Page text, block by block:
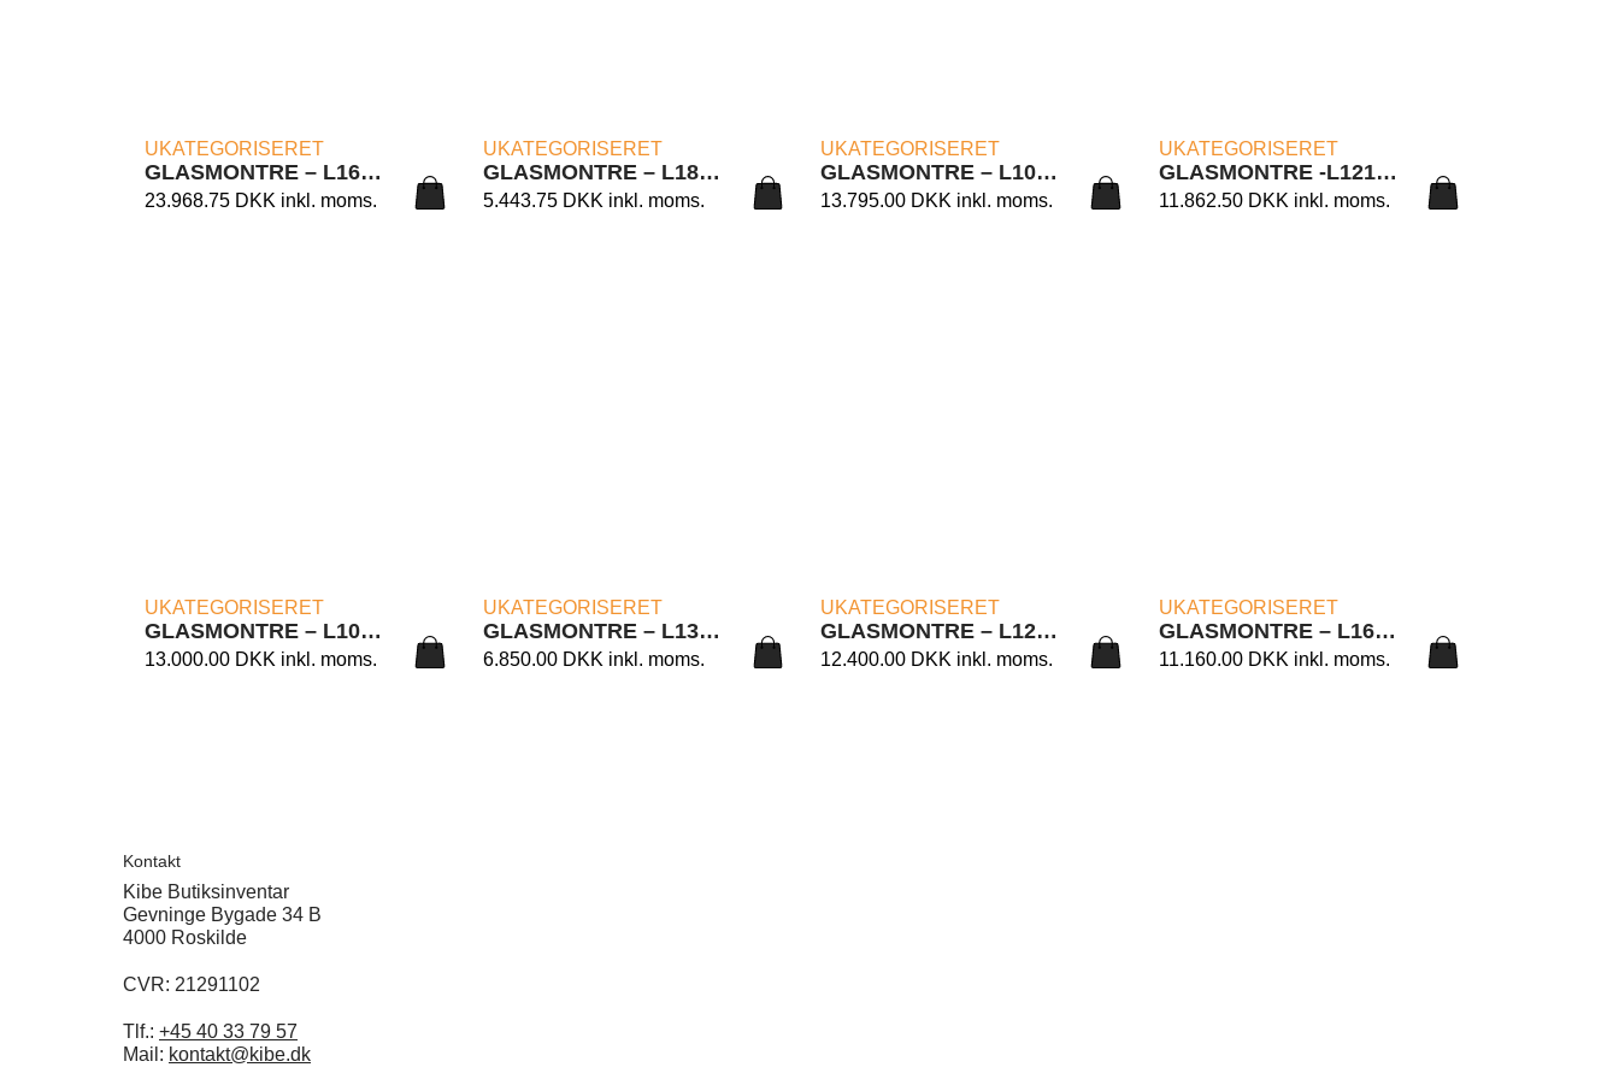
LÆS MERE
UKATEGORISERET
GLASMONTRE – L160/CM CM. 182X46X180H.
23.968.75 DKK inkl. moms.
LÆS MERE
UKATEGORISERET
GLASMONTRE – L180/E1S CM. 53X46X140H.
5.443.75 DKK inkl. moms.
LÆS MERE
UKATEGORISERET
GLASMONTRE – L101/CS CM. 73X46X188H.
13.795.00 DKK inkl. moms.
LÆS MERE
UKATEGORISERET
GLASMONTRE -L121/CS CM. 73X46X188H.
11.862.50 DKK inkl. moms.
LÆS MERE
UKATEGORISERET
GLASMONTRE – L100/CS CM. 73X46X180H.
13.000.00 DKK inkl. moms.
LÆS MERE
UKATEGORISERET
GLASMONTRE – L130/CC CM. 73X46X180H.
6.850.00 DKK inkl. moms.
LÆS MERE
UKATEGORISERET
GLASMONTRE – L121/BS CM. 93X46X188H.
12.400.00 DKK inkl. moms.
LÆS MERE
UKATEGORISERET
GLASMONTRE – L160/C2 CM. 182X46X140H.
11.160.00 DKK inkl. moms.
Kontakt
Kibe Butiksinventar
Gevninge Bygade 34 B
4000 Roskilde
CVR: 21291102
Tlf.: +45 40 33 79 57
Mail: kontakt@kibe.dk